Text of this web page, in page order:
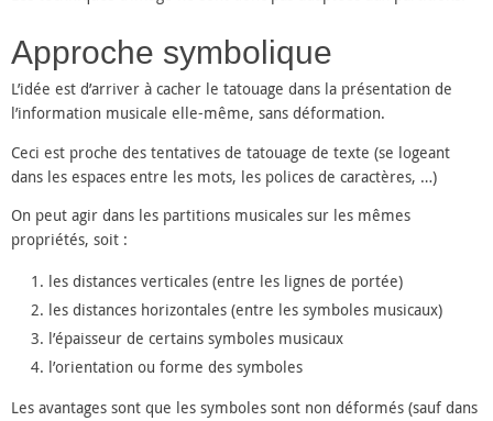
Approche symbolique
L’idée est d’arriver à cacher le tatouage dans la présentation de
l’information musicale elle-même, sans déformation.
Ceci est proche des tentatives de tatouage de texte (se logeant
dans les espaces entre les mots, les polices de caractères, …)
On peut agir dans les partitions musicales sur les mêmes
propriétés, soit :
les distances verticales (entre les lignes de portée)
les distances horizontales (entre les symboles musicaux)
l’épaisseur de certains symboles musicaux
l’orientation ou forme des symboles
Les avantages sont que les symboles sont non déformés (sauf dans